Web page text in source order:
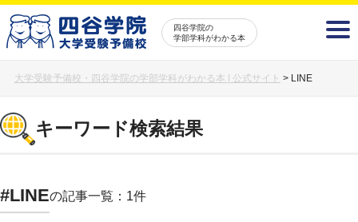
四谷学院の
学部学科がわかる本
大学受験予備校・四谷学院の学部学科がわかる本 | 公式サイト > LINE
キーワード検索結果
#LINEの記事一覧：1件